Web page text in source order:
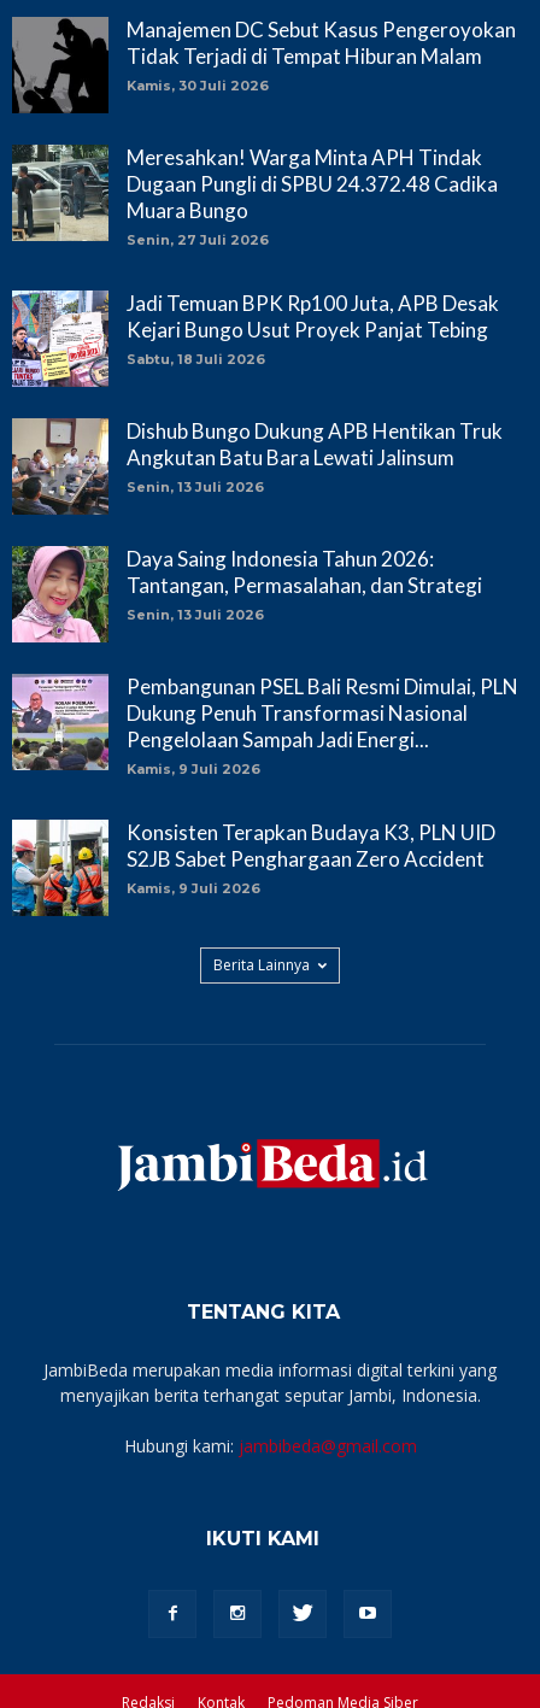
Manajemen DC Sebut Kasus Pengeroyokan
Tidak Terjadi di Tempat Hiburan Malam
Kamis, 30 Juli 2026
Meresahkan! Warga Minta APH Tindak
Dugaan Pungli di SPBU 24.372.48 Cadika
Muara Bungo
Senin, 27 Juli 2026
Jadi Temuan BPK Rp100 Juta, APB Desak
Kejari Bungo Usut Proyek Panjat Tebing
Sabtu, 18 Juli 2026
Dishub Bungo Dukung APB Hentikan Truk
Angkutan Batu Bara Lewati Jalinsum
Senin, 13 Juli 2026
Daya Saing Indonesia Tahun 2026:
Tantangan, Permasalahan, dan Strategi
Senin, 13 Juli 2026
Pembangunan PSEL Bali Resmi Dimulai, PLN
Dukung Penuh Transformasi Nasional
Pengelolaan Sampah Jadi Energi...
Kamis, 9 Juli 2026
Konsisten Terapkan Budaya K3, PLN UID
S2JB Sabet Penghargaan Zero Accident
Kamis, 9 Juli 2026
Berita Lainnya
TENTANG KITA
JambiBeda merupakan media informasi digital terkini yang
menyajikan berita terhangat seputar Jambi, Indonesia.
Hubungi kami: jambibeda@gmail.com
IKUTI KAMI
Redaksi Kontak Pedoman Media Siber